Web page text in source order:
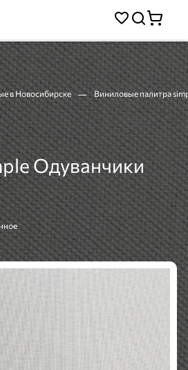
в Новосибирске Виниловые палитра
Одуванчики